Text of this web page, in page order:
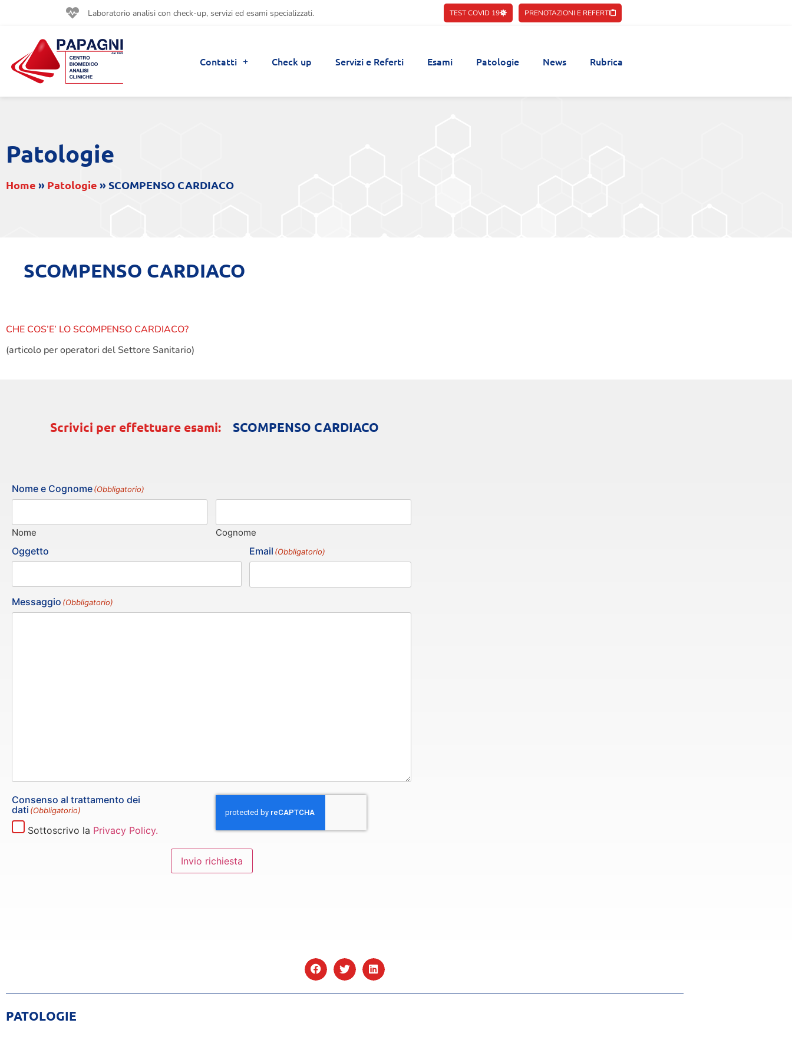
Laboratorio analisi con check-up, servizi ed esami specializzati. TEST COVID 19 PRENOTAZIONI E REFERTI
Contatti Check up Servizi e Referti Esami Patologie News Rubrica
Patologie
Home » Patologie » SCOMPENSO CARDIACO
SCOMPENSO CARDIACO
CHE COS’E’ LO SCOMPENSO CARDIACO?
(articolo per operatori del Settore Sanitario)
Scrivici per effettuare esami: SCOMPENSO CARDIACO
Nome e Cognome(Obbligatorio)
Nome Cognome
Oggetto Email (Obbligatorio)
Messaggio (Obbligatorio)
Consenso al trattamento dei
dati (Obbligatorio)
Sottoscrivo la Privacy Policy.
Invio richiesta
PATOLOGIE